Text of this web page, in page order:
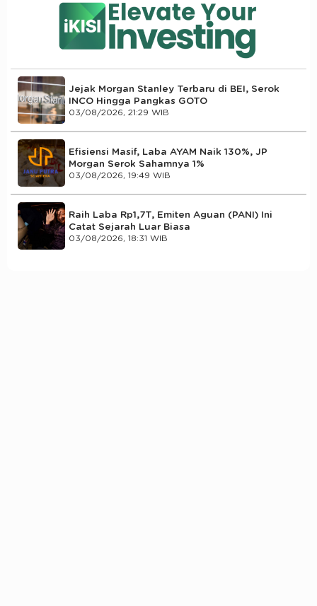
Jejak Morgan Stanley Terbaru di BEI, Serok
INCO Hingga Pangkas GOTO
03/08/2026, 21:29 WIB
Efisiensi Masif, Laba AYAM Naik 130%, JP
Morgan Serok Sahamnya 1%
03/08/2026, 19:49 WIB
Raih Laba Rp1,7T, Emiten Aguan (PANI) Ini
Catat Sejarah Luar Biasa
03/08/2026, 18:31 WIB